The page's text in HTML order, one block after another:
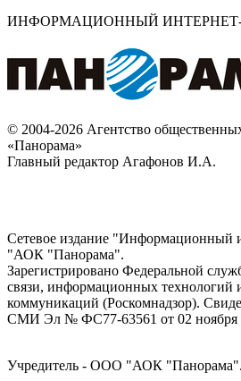
ИНФОРМАЦИОННЫЙ
© 2004-2026 Агентство
«Панорама»
Главный редактор Агафонов И.А.
Сетевое издание "Информационный
"АОК "Панорама".
Зарегистрировано Федеральной
связи, информационных технологий
коммуникаций (Роскомнадзор).
СМИ Эл № ФС77-63561 от 02 ноября
Учредитель - ООО "АОК "Панорама".